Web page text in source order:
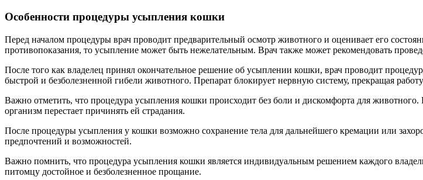
Особенности процедуры усыпления кошки
Перед началом процедуры врач проводит предварительный осмотр животного и оценивает его
противопоказания, то усыпление может быть нежелательным. Врач также может рекомендовать
После того как владелец принял окончательное решение об усыплении кошки, врач проводит
быстрой и безболезненной гибели животного. Препарат блокирует нервную систему, прекращая
Важно отметить, что процедура усыпления кошки происходит без боли и дискомфорта для
организм перестает причинять ей страдания.
После процедуры усыпления у кошки возможно сохранение тела для дальнейшего кремации или
предпочтений и возможностей.
Важно помнить, что процедура усыпления кошки является индивидуальным решением каждого
питомцу достойное и безболезненное прощание.